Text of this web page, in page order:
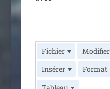
Fichier Modifier
Insérer
Format